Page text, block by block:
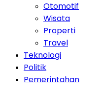
Otomotif
Wisata
Properti
Travel
Teknologi
Politik
Pemerintahan